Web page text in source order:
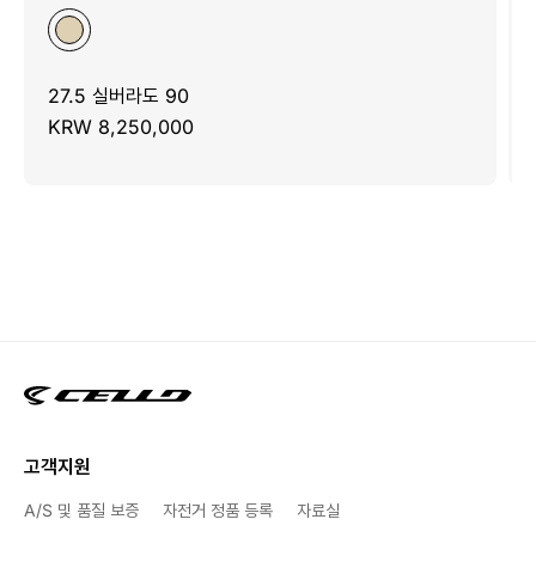
27.5 실버라도 90
KRW 8,250,000
고객지원
A/S 및 품질 보증 자전거 정품 등록 자료실